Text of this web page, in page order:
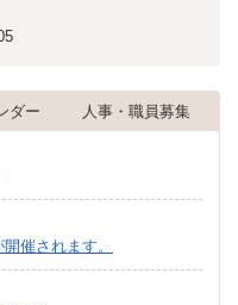
ダー 人事・職員募集
催されます。